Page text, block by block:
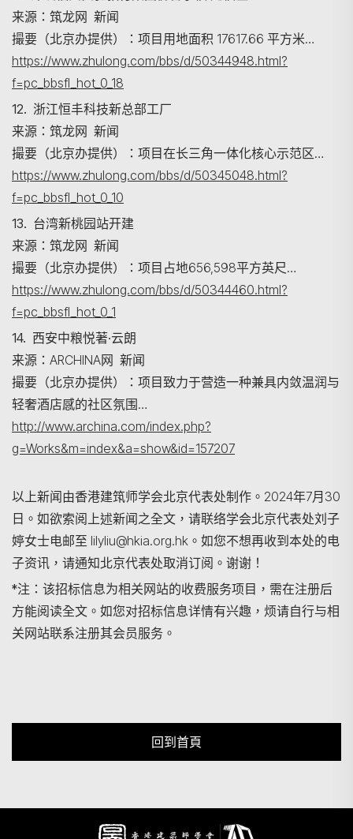
来源：筑龙网 新闻
撮要（北京办提供）：项目用地面积 17617.66 平方米…
https://www.zhulong.com/bbs/d/50344948.html?
f=pc_bbsfl_hot_0_18
12. 浙江恒丰科技新总部工厂
来源：筑龙网 新闻
撮要（北京办提供）：项目在长三角一体化核心示范区…
https://www.zhulong.com/bbs/d/50345048.html?
f=pc_bbsfl_hot_0_10
13. 台湾新桃园站开建
来源：筑龙网 新闻
撮要（北京办提供）：项目占地656,598平方英尺…
https://www.zhulong.com/bbs/d/50344460.html?
f=pc_bbsfl_hot_0_1
14. 西安中粮悦著·云朗
来源：ARCHINA网 新闻
撮要（北京办提供）：项目致力于营造一种兼具内敛温润与
轻奢酒店感的社区氛围…
http://www.archina.com/index.php?
g=Works&m=index&a=show&id=157207
以上新闻由香港建筑师学会北京代表处制作。2024年7月30
日。如欲索阅上述新闻之全文，请联络学会北京代表处刘子
婷女士电邮至 lilyliu@hkia.org.hk。如您不想再收到本处的电
子资讯，请通知北京代表处取消订阅。谢谢！
*注：该招标信息为相关网站的收费服务项目，需在注册后
方能阅读全文。如您对招标信息详情有兴趣，烦请自行与相
关网站联系注册其会员服务。
回到首頁